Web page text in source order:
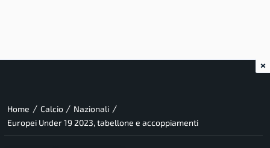
Home / Calcio / Nazionali /
Europei Under 19 2023, tabellone e accoppiamenti
×